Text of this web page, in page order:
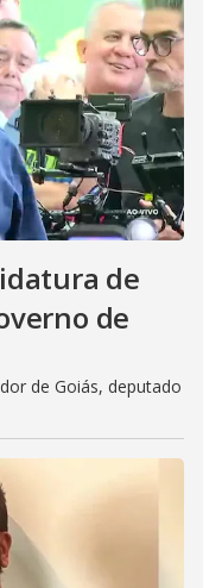
de
de
de Goiás, deputado